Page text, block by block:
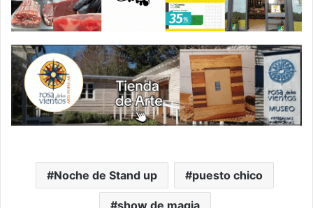
Noche de Stand up puesto chico
show de magia